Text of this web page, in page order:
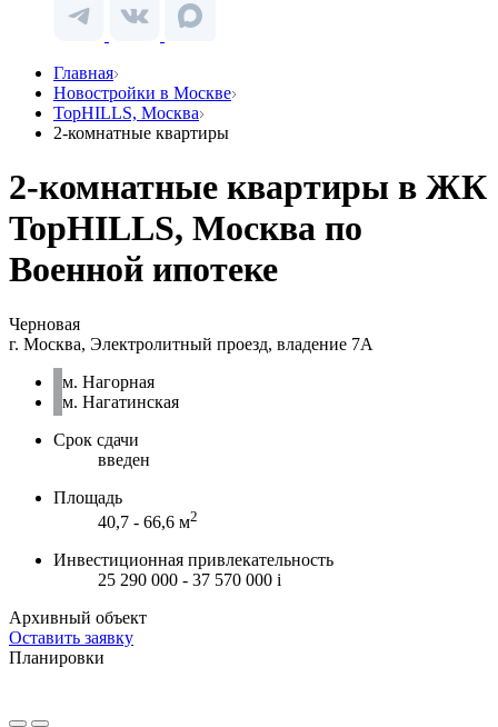
Главная
Новостройки в Москве
TopHILLS, Москва
2-комнатные квартиры
2-комнатные квартиры в ЖК
TopHILLS, Москва по
Военной ипотеке
Черновая
г. Москва, Электролитный проезд, владение 7А
м. Нагорная
м. Нагатинская
Срок сдачи
введен
Площадь
40,7 - 66,6 м2
Инвестиционная привлекательность
25 290 000 - 37 570 000 i
Архивный объект
Оставить заявку
Планировки